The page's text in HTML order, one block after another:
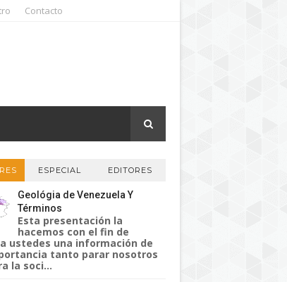
Contacto
ESPECIAL EDITORES
Geológia de Venezuela Y
Términos
Esta presentación la
hacemos con el fin de
ustedes una información de
tanto parar nosotros
la soci...